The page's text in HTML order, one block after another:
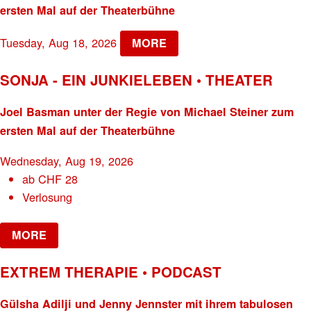
ersten Mal auf der Theaterbühne
Tuesday, Aug 18, 2026 MORE
SONJA - EIN JUNKIELEBEN • THEATER
Joel Basman unter der Regie von Michael Steiner zum
ersten Mal auf der Theaterbühne
Wednesday, Aug 19, 2026
abCHF 28
Verlosung
MORE
EXTREM THERAPIE • PODCAST
Gülsha Adilji und Jenny Jennster mit ihrem tabulosen